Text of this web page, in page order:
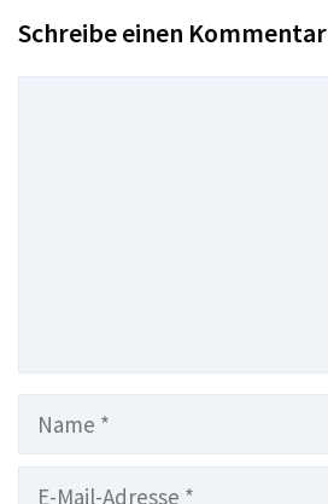
Schreibe einen Kommentar
Name